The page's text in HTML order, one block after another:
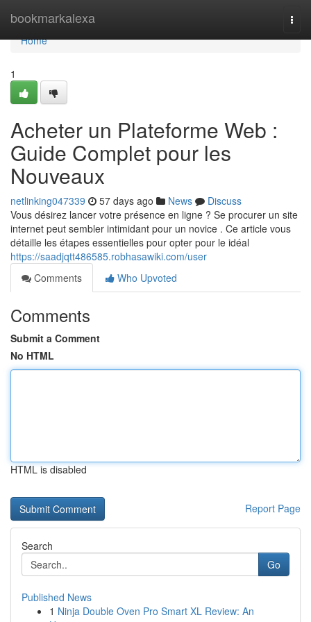
bookmarkalexa
Home
Home
1
Acheter un Plateforme Web :
Guide Complet pour les
Nouveaux
netlinking047339 57 days ago News
Discuss
Vous désirez lancer votre présence en ligne ? Se procurer un site
internet peut sembler intimidant pour un novice . Ce article vous
détaille les étapes essentielles pour opter pour le idéal
https://saadjqtt486585.robhasawiki.com/user
Comments
Who Upvoted
Comments
Submit a Comment
No HTML
HTML is disabled
Report Page
Search
Go
Published News
1 Ninja Double Oven Pro Smart XL Review: An